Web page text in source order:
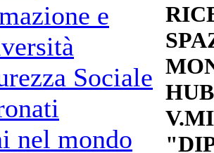
e
Sociale
nel mondo